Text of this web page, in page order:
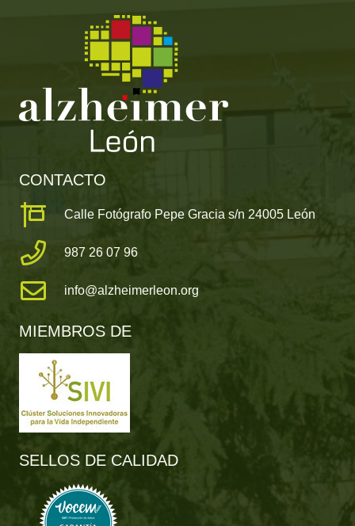
CONTACTO
Calle Fotógrafo Pepe Gracia s/n 24005 León
987 26 07 96
info@alzheimerleon.org
MIEMBROS DE
SELLOS DE CALIDAD